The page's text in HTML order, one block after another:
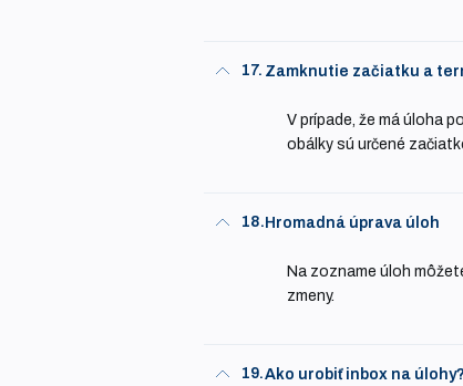
17. Zamknutie začiatku a
V prípade, že má úloha
obálky sú určené
18.Hromadná úprava úloh
Na zozname úloh
zmeny.
19.Ako urobiť inbox na úlohy?